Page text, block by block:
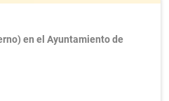
en el Ayuntamiento de